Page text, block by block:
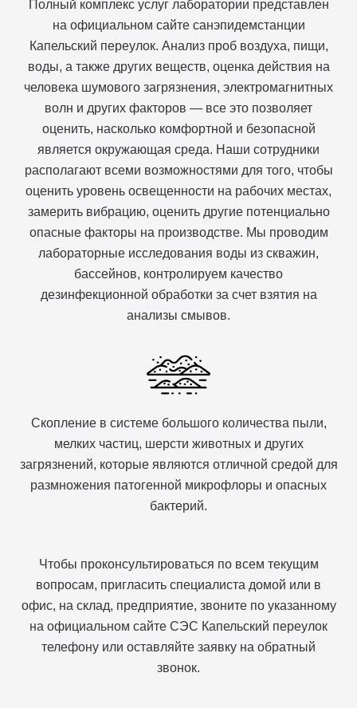
Полный комплекс услуг лаборатории представлен
на официальном сайте санэпидемстанции
Капельский переулок. Анализ проб воздуха, пищи,
воды, а также других веществ, оценка действия на
человека шумового загрязнения, электромагнитных
волн и других факторов — все это позволяет
оценить, насколько комфортной и безопасной
является окружающая среда. Наши сотрудники
располагают всеми возможностями для того, чтобы
оценить уровень освещенности на рабочих местах,
замерить вибрацию, оценить другие потенциально
опасные факторы на производстве. Мы проводим
лабораторные исследования воды из скважин,
бассейнов, контролируем качество
дезинфекционной обработки за счет взятия на
анализы смывов.
Скопление в системе большого количества пыли,
мелких частиц, шерсти животных и других
загрязнений, которые являются отличной средой для
размножения патогенной микрофлоры и опасных
бактерий.
Чтобы проконсультироваться по всем текущим
вопросам, пригласить специалиста домой или в
офис, на склад, предприятие, звоните по указанному
на официальном сайте СЭС Капельский переулок
телефону или оставляйте заявку на обратный
звонок.